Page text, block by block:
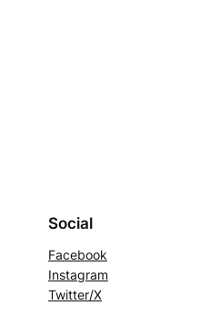
Social
Facebook
Instagram
Twitter/X